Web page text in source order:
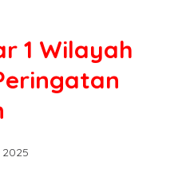
1 Wilayah
2025